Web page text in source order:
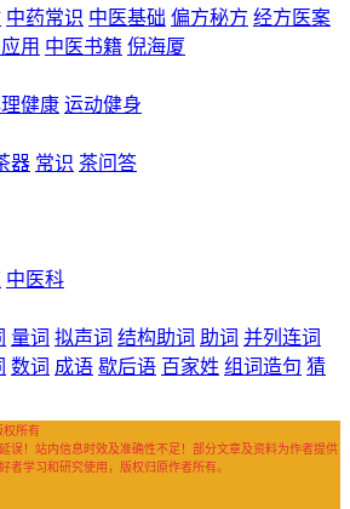
中药常识 中医基础 偏方秘方 经方医案
用 中医书籍 倪海厦
健康 运动健身
器 常识 茶问答
中医科
量词 拟声词 结构助词 助词 并列连词
数词 成语 歇后语 百家姓 组词造句 猜
权所有
误！站内信息时效及准确性不足！部分文章及资料为作者提供
者学习和研究使用，版权归原作者所有。